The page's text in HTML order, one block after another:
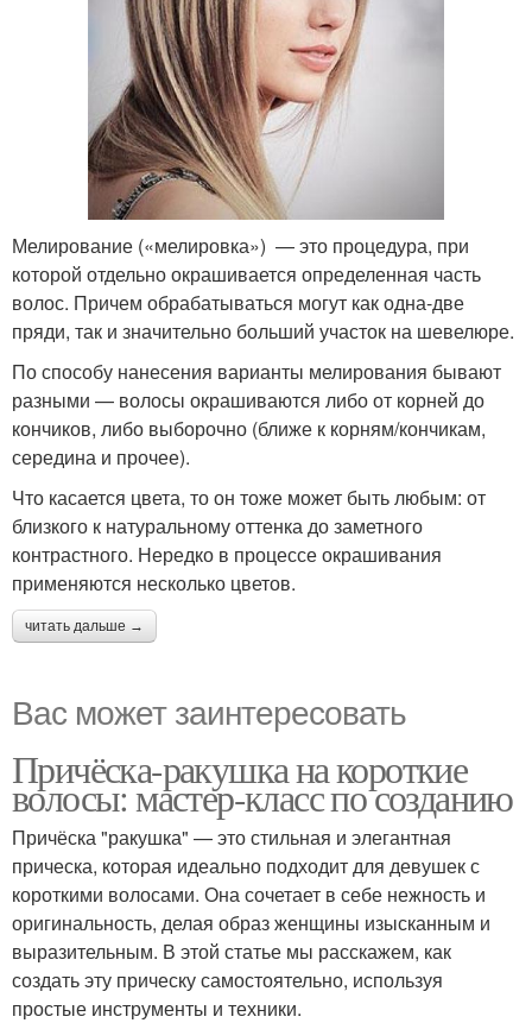
Мелирование («мелировка») — это процедура, при
которой отдельно окрашивается определенная часть
волос. Причем обрабатываться могут как одна-две
пряди, так и значительно больший участок на шевелюре.
По способу нанесения варианты мелирования бывают
разными — волосы окрашиваются либо от корней до
кончиков, либо выборочно (ближе к корням/кончикам,
середина и прочее).
Что касается цвета, то он тоже может быть любым: от
близкого к натуральному оттенка до заметного
контрастного. Нередко в процессе окрашивания
применяются несколько цветов.
читать дальше →
Вас может заинтересовать
Причёска-ракушка на короткие
волосы: мастер-класс по созданию
Причёска "ракушка" — это стильная и элегантная
прическа, которая идеально подходит для девушек с
короткими волосами. Она сочетает в себе нежность и
оригинальность, делая образ женщины изысканным и
выразительным. В этой статье мы расскажем, как
создать эту прическу самостоятельно, используя
простые инструменты и техники.